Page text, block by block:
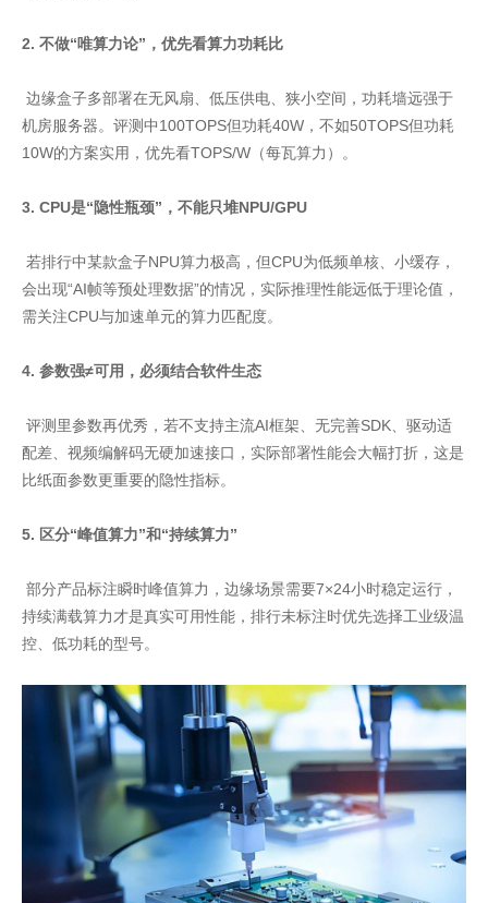
2. 不做“唯算力论”，优先看算力功耗比
边缘盒子多部署在无风扇、低压供电、狭小空间，功耗墙远强于
机房服务器。评测中100TOPS但功耗40W，不如50TOPS但功耗
10W的方案实用，优先看TOPS/W（每瓦算力）。
3. CPU是“隐性瓶颈”，不能只堆NPU/GPU
若排行中某款盒子NPU算力极高，但CPU为低频单核、小缓存，
会出现“AI帧等预处理数据”的情况，实际推理性能远低于理论值，
需关注CPU与加速单元的算力匹配度。
4. 参数强≠可用，必须结合软件生态
评测里参数再优秀，若不支持主流AI框架、无完善SDK、驱动适
配差、视频编解码无硬加速接口，实际部署性能会大幅打折，这是
比纸面参数更重要的隐性指标。
5. 区分“峰值算力”和“持续算力”
部分产品标注瞬时峰值算力，边缘场景需要7×24小时稳定运行，
持续满载算力才是真实可用性能，排行未标注时优先选择工业级温
控、低功耗的型号。